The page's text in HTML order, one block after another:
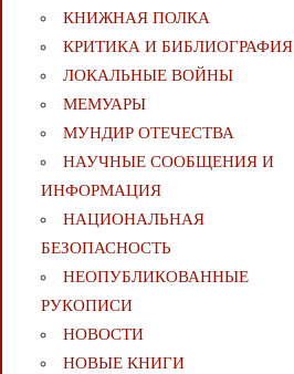
КНИЖНАЯ ПОЛКА
КРИТИКА И БИБЛИОГРАФИЯ
ЛОКАЛЬНЫЕ ВОЙНЫ
МЕМУАРЫ
МУНДИР ОТЕЧЕСТВА
НАУЧНЫЕ СООБЩЕНИЯ И
ИНФОРМАЦИЯ
НАЦИОНАЛЬНАЯ
БЕЗОПАСНОСТЬ
НЕОПУБЛИКОВАННЫЕ
РУКОПИСИ
НОВОСТИ
НОВЫЕ КНИГИ